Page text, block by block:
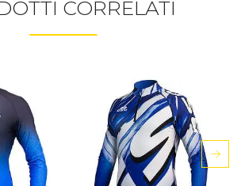
CORRELATI